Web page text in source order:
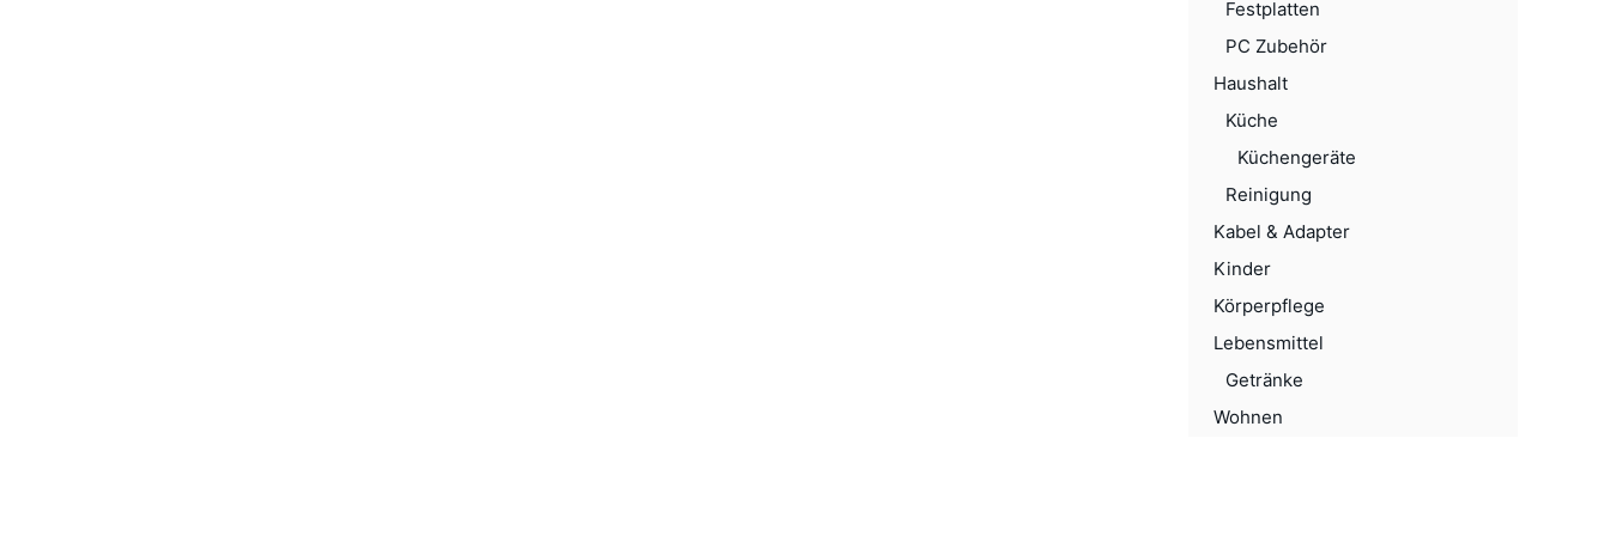
Festplatten
PC Zubehör
Haushalt
Küche
Küchengeräte
Reinigung
Kabel & Adapter
Kinder
Körperpflege
Lebensmittel
Getränke
Wohnen